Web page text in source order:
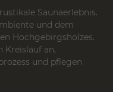
Saunaerlebnis.
und dem
Hochgebirgsholzes.
Kreislauf an,
und pflegen